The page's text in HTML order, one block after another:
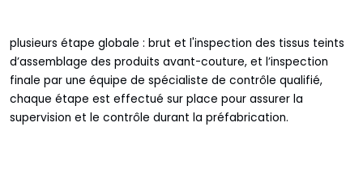
plusieurs étape globale : brut et l'inspection des tissus teints
d’assemblage des produits avant-couture, et l’inspection
finale par une équipe de spécialiste de contrôle qualifié,
chaque étape est effectué sur place pour assurer la
supervision et le contrôle durant la préfabrication.